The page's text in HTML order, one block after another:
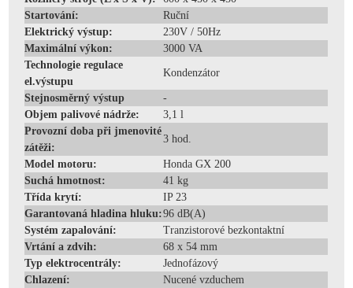
Startování:
Ruční
Elektrický výstup:
230V / 50Hz
Maximální výkon:
3000 VA
Technologie regulace
el.výstupu
Kondenzátor
Stejnosměrný výstup
-
Objem palivové nádrže:
3,1 l
Provozní doba při jmenovité
zátěži:
3 hod.
Model motoru:
Honda GX 200
Suchá hmotnost:
41 kg
Třída krytí:
IP 23
Garantovaná hladina hluku:96 dB(A)
Systém zapalování:
Tranzistorové bezkontaktní
Vrtání a zdvih:
68 x 54 mm
Typ elektrocentrály:
Jednofázový
Chlazení:
Nucené vzduchem